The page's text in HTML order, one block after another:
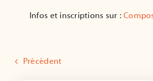
Infos et inscriptions sur :
Précédent